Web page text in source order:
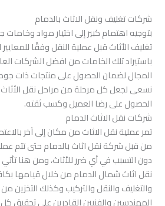
شركات تغليف ونقل الاثاث بالدمام
بتوجيه اهتمام كبير إلى اختيار مواد
تغليف الأثاث قبل عملية النقل وفقًا للمعايير
باستيراد تلك الخامات من افضل الشركات
المجال لضمان الحصول على منتجات ذات
نسعى لجعل كل مرحلة من مراحل نقل
الحصول على رضا العميل وكسب ثقته.
شركات نقل الاثاث الدمام
تمر عملية نقل الاثاث من مكان إلى آخر
من قبل شركة نقل اثاث بالدمام حتى تتم
دون التسبب في أي ضرر للأثاث، ومن هنا
نقل اثاث شمال الدمام من خلال قيامها
والتغليف والنقل والتركيب وكذلك التخزين
المهندسين والفنيين القادرين على تحقيق